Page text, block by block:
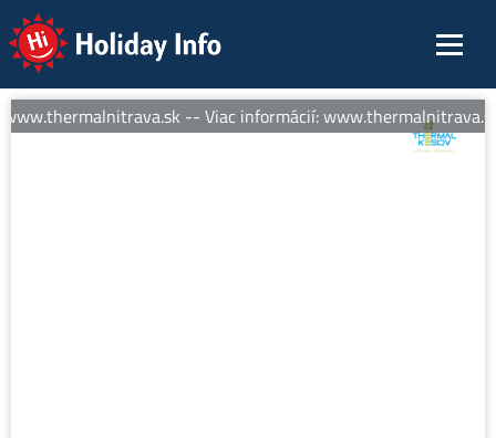
Holiday Info
-- Viac informácií: www.thermalnitrava.sk